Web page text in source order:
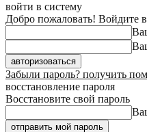
войти в систему
Добро пожаловать! Войдите
Забыли пароль? получить
восстановление пароля
Восстановите свой пароль